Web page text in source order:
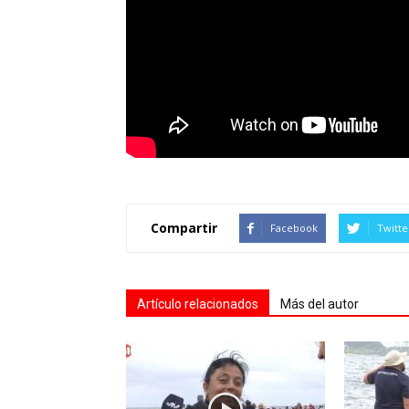
Compartir Facebook
Artículo relacionados Más del autor